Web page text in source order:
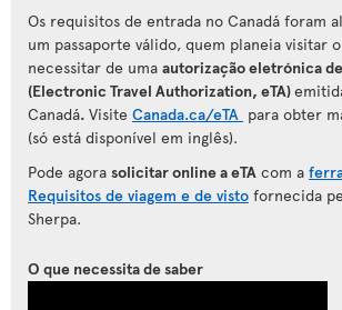
Os requisitos de entrada no Canadá foram
um passaporte válido, quem planeia visitar
necessitar de uma autorização eletrónica
(Electronic Travel Authorization, eTA)
Canadá. Visite Canada.ca/eTA para obter
(só está disponível em inglês).
Pode agora solicitar online a eTA com a
Requisitos de viagem e de visto fornecida
Sherpa.
O que necessita de saber